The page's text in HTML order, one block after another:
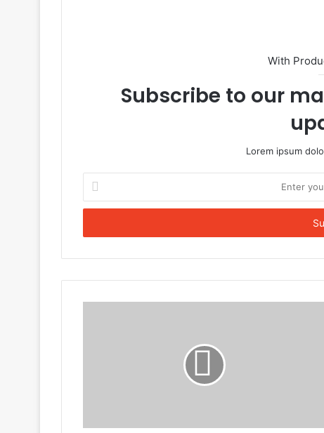
With
Subscribe to our
Lorem ipsum
Enter
your
Email